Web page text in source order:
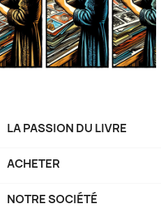
LA PASSION DU LIVRE
ACHETER
NOTRE SOCIÉTÉ